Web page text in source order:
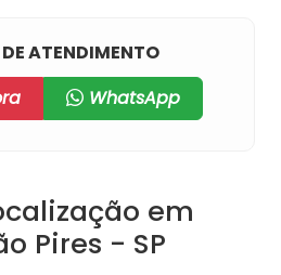
ATENDIMENTO
WhatsApp
em
Pires - SP